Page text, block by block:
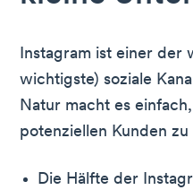
Instagram ist einer der
wichtigste) soziale
Natur macht es
potenziellen Kunden
Die Hälfte der